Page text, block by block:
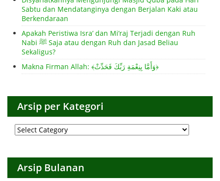
Sabtu dan Mendatanginya dengan Berjalan Kaki atau
Berkendaraan
Apakah Peristiwa Isra’ dan Mi’raj Terjadi dengan Ruh
Nabi ﷺ Saja atau dengan Ruh dan Jasad Beliau
Sekaligus?
Makna Firman Allah: ﴾وَأَمَّا بِنِعْمَةِ رَبِّكَ فَحَدِّثْ﴿
Arsip per Kategori
Arsip
per
Arsip Bulanan